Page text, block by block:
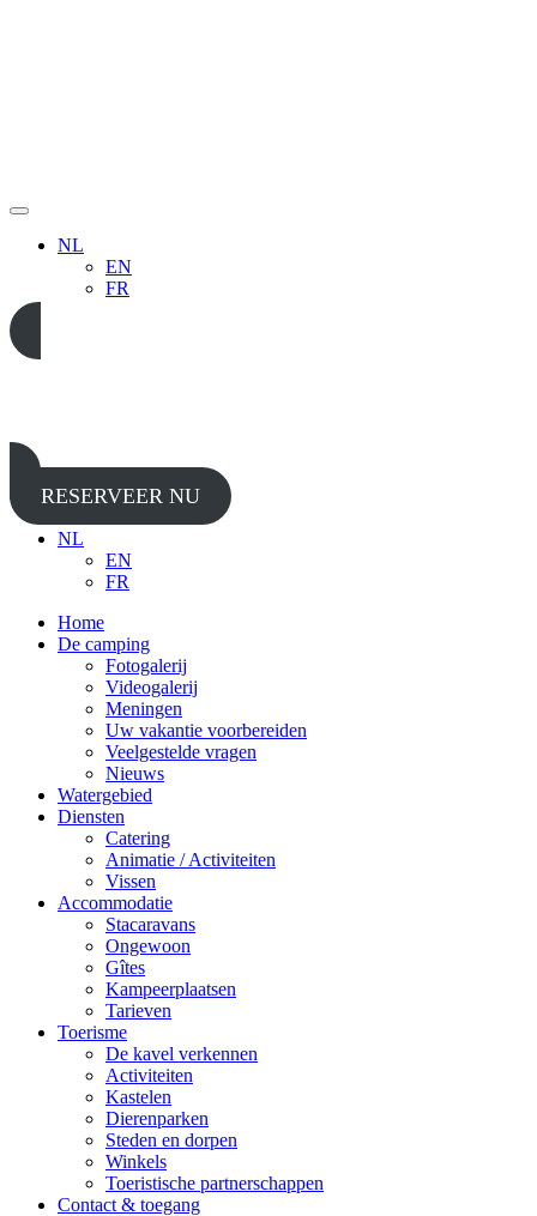
NL
EN
FR
RESERVEER NU
NL
EN
FR
Home
De camping
Fotogalerij
Videogalerij
Meningen
Uw vakantie voorbereiden
Veelgestelde vragen
Nieuws
Watergebied
Diensten
Catering
Animatie / Activiteiten
Vissen
Accommodatie
Stacaravans
Ongewoon
Gîtes
Kampeerplaatsen
Tarieven
Toerisme
De kavel verkennen
Activiteiten
Kastelen
Dierenparken
Steden en dorpen
Winkels
Toeristische partnerschappen
Contact & toegang